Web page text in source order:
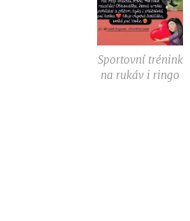
Sportovní trénink
na rukáv i ringo